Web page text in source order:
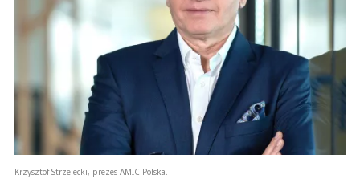
Krzysztof Strzelecki, prezes AMIC Polska.